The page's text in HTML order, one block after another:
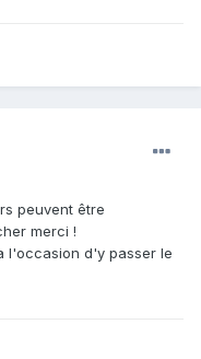
peuvent être
merci !
l'occasion d'y passer le